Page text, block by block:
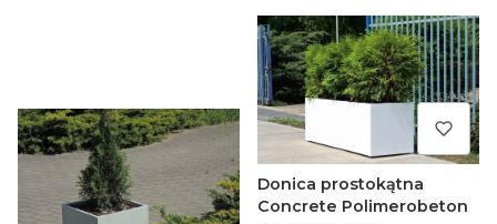
Donica prostokątna
Concrete Polimerobeton